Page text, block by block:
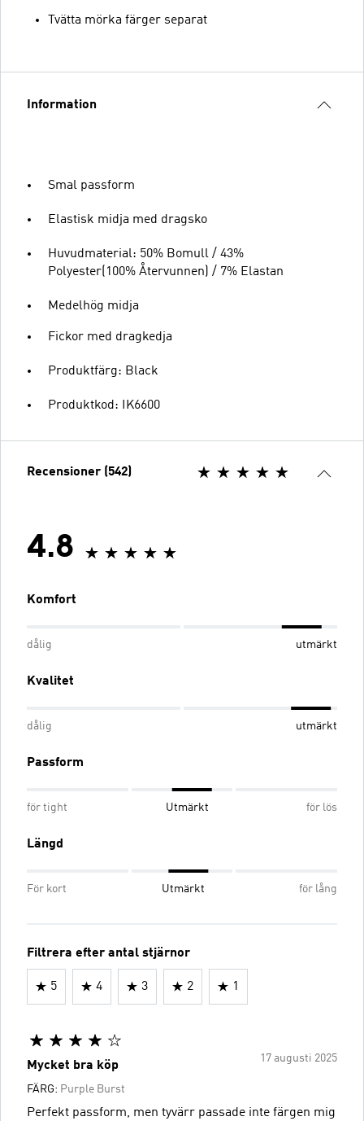
Tvätta mörka färger separat
Information
Smal passform
Elastisk midja med dragsko
Huvudmaterial: 50% Bomull / 43%
Polyester(100% Återvunnen) / 7% Elastan
Medelhög midja
Fickor med dragkedja
Produktfärg: Black
Produktkod: IK6600
Recensioner (542)
4.8
Komfort
dålig utmärkt
Kvalitet
dålig utmärkt
Passform
för tight Utmärkt för lös
Längd
För kort Utmärkt för lång
Filtrera efter antal stjärnor
5 4 3 2 1
17 augusti 2025
Mycket bra köp
FÄRG: Purple Burst
Perfekt passform, men tyvärr passade inte färgen mig